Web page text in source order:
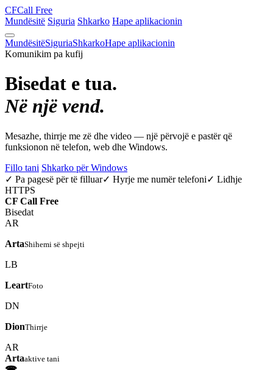
CFCall Free
Mundësitë Siguria Shkarko Hape aplikacionin
MundësitëSiguriaShkarkoHape aplikacionin
Komunikim pa kufij
Bisedat e tua.
Në një vend.
Mesazhe, thirrje me zë dhe video — një përvojë e pastër që
funksionon në telefon, web dhe Windows.
Fillo tani Shkarko për Windows
✓ Pa pagesë për të filluar✓ Hyrje me numër telefoni✓ Lidhje
HTTPS
CF Call Free
Bisedat
AR
ArtaShihemi së shpejti
LB
LeartFoto
DN
DionThirrje
AR
Artaaktive tani